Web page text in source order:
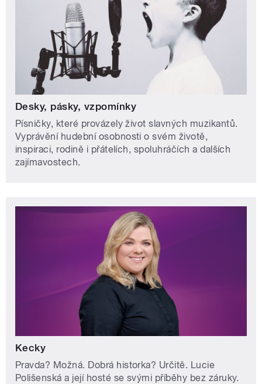
Desky, pásky, vzpomínky
Písničky, které provázely život slavných muzikantů.
Vyprávění hudební osobnosti o svém životě,
inspiraci, rodině i přátelích, spoluhráčích a dalších
zajímavostech.
Kecky
Pravda? Možná. Dobrá historka? Určitě. Lucie
Polišenská a její hosté se svými příběhy bez záruky.